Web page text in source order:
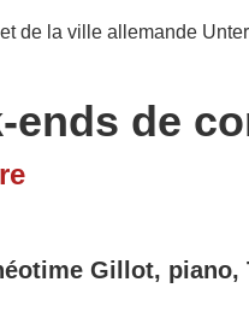
de la ville allemande
ends de
Gillot,